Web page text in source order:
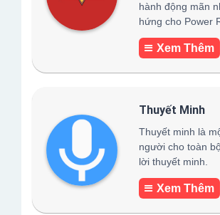
hành động mãn
hứng cho Power
Xem Thêm
Thuyết Minh
Thuyết minh là
người cho toàn
lời thuyết minh.
Xem Thêm